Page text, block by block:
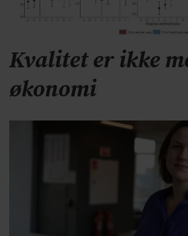
Kvalitet er ikke
økonomi